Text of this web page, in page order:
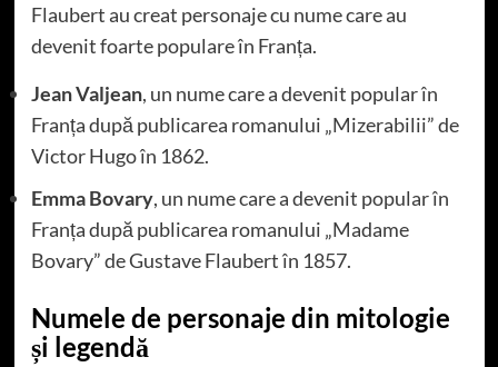
Flaubert au creat personaje cu nume care au
devenit foarte populare în Franța.
Jean Valjean, un nume care a devenit popular în
Franța după publicarea romanului „Mizerabilii” de
Victor Hugo în 1862.
Emma Bovary, un nume care a devenit popular în
Franța după publicarea romanului „Madame
Bovary” de Gustave Flaubert în 1857.
Numele de personaje din mitologie
și legendă